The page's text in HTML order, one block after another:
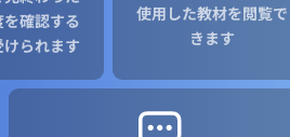
確認する
られます
使用した教材を閲覧で
きます